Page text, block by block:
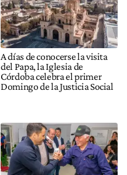
A días de conocerse la visita
del Papa, la Iglesia de
Córdoba celebra el primer
Domingo de la Justicia Social